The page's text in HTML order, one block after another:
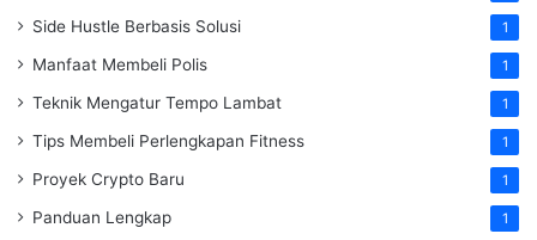
Side Hustle Berbasis Solusi 1
Manfaat Membeli Polis 1
Teknik Mengatur Tempo Lambat 1
Tips Membeli Perlengkapan Fitness 1
Proyek Crypto Baru 1
Panduan Lengkap 1